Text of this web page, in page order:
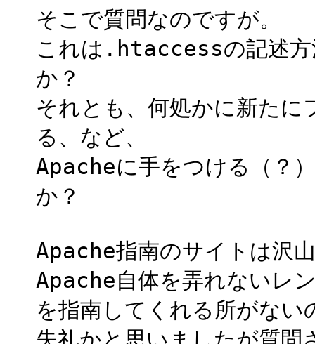
そこで質問なのですが。
これは.htaccessの記述方
か？
それとも、何処かに新た
る、など、
Apacheに手をつける（？
か？
Apache指南のサイトは沢
Apache自体を弄れないレ
を指南してくれる所がない